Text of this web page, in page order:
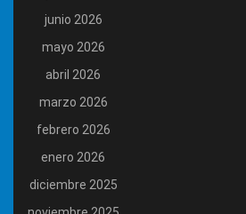
junio 2026
mayo 2026
abril 2026
marzo 2026
febrero 2026
enero 2026
diciembre 2025